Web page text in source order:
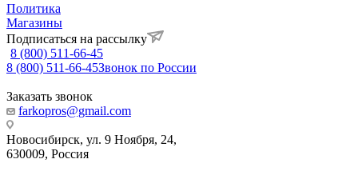
Политика
Магазины
Подписаться на рассылку
8 (800) 511-66-45
8 (800) 511-66-45Звонок по России
Заказать звонок
farkopros@gmail.com
Новосибирск, ул. 9 Ноября, 24,
630009, Россия